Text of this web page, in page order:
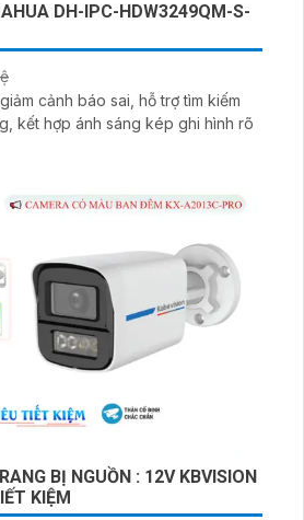
DH-IPC-HDW3249QM-S-
cảnh báo sai, hỗ trợ tìm kiếm
kết hợp ánh sáng kép ghi hình rõ
BỊ NGUỒN : 12V KBVISION
KIỆM